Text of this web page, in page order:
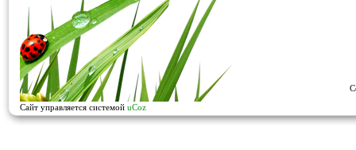
Сайт управляется системой uCoz